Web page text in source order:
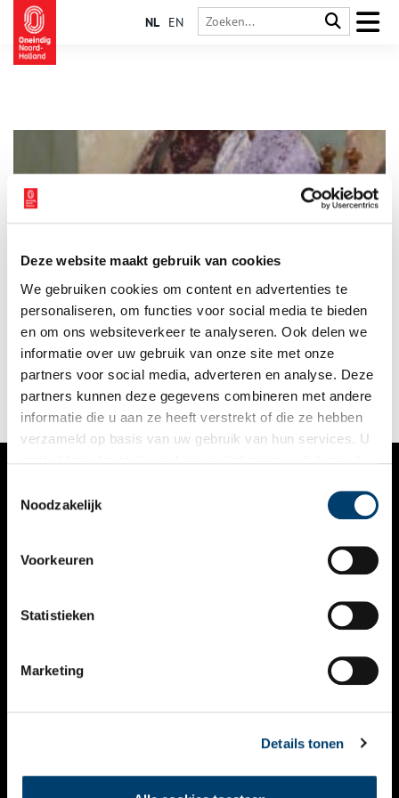
Deze website maakt gebruik van cookies
We gebruiken cookies om content en advertenties te
personaliseren, om functies voor social media te bieden
en om ons websiteverkeer te analyseren. Ook delen we
informatie over uw gebruik van onze site met onze
partners voor social media, adverteren en analyse. Deze
partners kunnen deze gegevens combineren met andere
informatie die u aan ze heeft verstrekt of die ze hebben
verzameld op basis van uw gebruik van hun services. U
Noodzakelijk
Voorkeuren
Statistieken
Marketing
Details tonen
NL EN
In 1884 bezocht de beroemde Oostenrijkse keizerin Sissi de
bollenstreek rond Egmond aan den Hoef. Niet om de velden
vol tulpen en andere bloemen te aanschouwen, maar om een
schilderij van dit typisch Hollandse beeld te kopen. De
gelukkige kunstschilder van wie Sissi het schilderij kocht, was
de Amerikaan George Hitchcock.
VERHALEN
KALENDER
THEMA’S
VIDEO’S
CONTACT